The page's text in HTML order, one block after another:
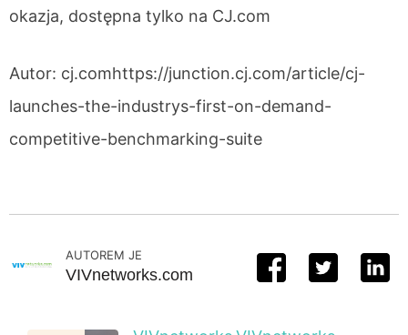
okazja, dostępna tylko na CJ.com
Autor: cj.comhttps://junction.cj.com/article/cj-
launches-the-industrys-first-on-demand-
competitive-benchmarking-suite
AUTOREM JE
VIVnetworks.com